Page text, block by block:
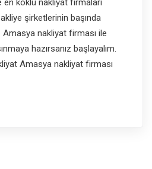
en köklü nakliyat firmaları
şirketlerinin başında
nakliyat firması ile
hazırsanız başlayalım.
Amasya nakliyat firması